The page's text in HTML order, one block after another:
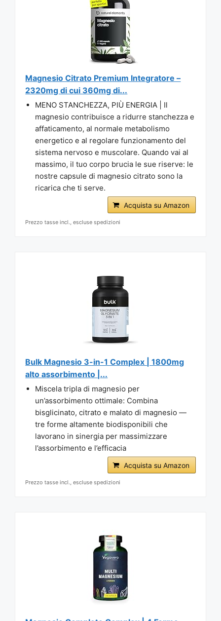
Magnesio Citrato Premium Integratore –
2320mg di cui 360mg di...
MENO STANCHEZZA, PIÙ ENERGIA | Il
magnesio contribuisce a ridurre stanchezza e
affaticamento, al normale metabolismo
energetico e al regolare funzionamento del
sistema nervoso e muscolare. Quando vai al
massimo, il tuo corpo brucia le sue riserve: le
nostre capsule di magnesio citrato sono la
ricarica che ti serve.
Acquista su Amazon
Prezzo tasse incl., escluse spedizioni
Bulk Magnesio 3-in-1 Complex | 1800mg
alto assorbimento |...
Miscela tripla di magnesio per
un’assorbimento ottimale: Combina
bisglicinato, citrato e malato di magnesio —
tre forme altamente biodisponibili che
lavorano in sinergia per massimizzare
l’assorbimento e l’efficacia
Acquista su Amazon
Prezzo tasse incl., escluse spedizioni